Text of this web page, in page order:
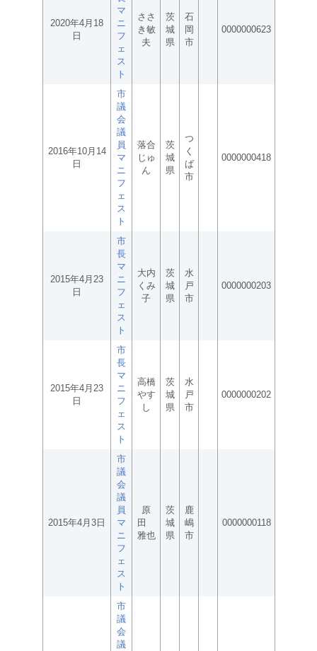
2020年4月18
日
マ
ニ
フ
ェ
ス
ト
ささ
き敏
夫
茨
城
県
石
岡
市
0000000623
2016年10月14
日
市
議
会
議
員
マ
ニ
フ
ェ
ス
ト
落合
じゅ
ん
茨
城
県
つ
く
ば
市
0000000418
2015年4月23
日
市
長
マ
ニ
フ
ェ
ス
ト
大内
くみ
子
茨
城
県
水
戸
市
0000000203
2015年4月23
日
市
長
マ
ニ
フ
ェ
ス
ト
高橋
やす
し
茨
城
県
水
戸
市
0000000202
2015年4月3日
市
議
会
議
員
マ
ニ
フ
ェ
ス
ト
原
田
雅也
茨
城
県
鹿
嶋
市
0000000118
市
議
会
議